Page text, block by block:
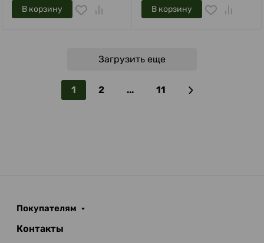
В корзину В корзину
Загрузить еще
1 2 ... 11
Покупателям
Контакты